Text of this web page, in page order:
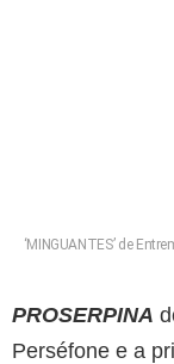
‘MINGUANTES’ de
PROSERPINA
Perséfone e a